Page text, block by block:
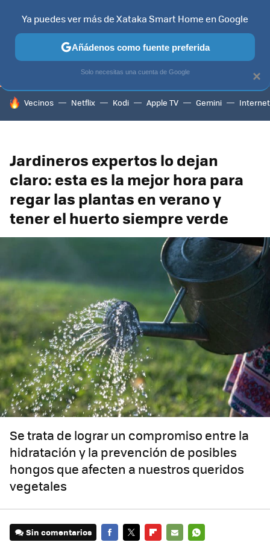
TELEVISORES CONTENIDOS SMART TV SELECCIÓN
HOY SE HABLA DE
Vecinos Netflix Kodi Apple TV Gemini Internet
Jardineros expertos lo dejan
claro: esta es la mejor hora para
regar las plantas en verano y
tener el huerto siempre verde
Se trata de lograr un compromiso entre la
hidratación y la prevención de posibles
hongos que afecten a nuestros queridos
vegetales
Sin comentarios
×
Ya puedes ver más de Xataka Smart Home en Google
Añádenos como fuente preferida
Solo necesitas una cuenta de Google